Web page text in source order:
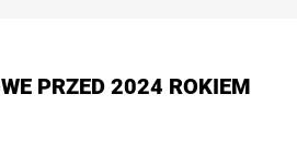
PRZED 2024 ROKIEM